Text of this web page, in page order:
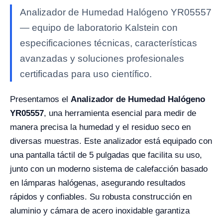
Analizador de Humedad Halógeno YR05557
— equipo de laboratorio Kalstein con
especificaciones técnicas, características
avanzadas y soluciones profesionales
certificadas para uso científico.
Presentamos el Analizador de Humedad Halógeno
YR05557, una herramienta esencial para medir de
manera precisa la humedad y el residuo seco en
diversas muestras. Este analizador está equipado con
una pantalla táctil de 5 pulgadas que facilita su uso,
junto con un moderno sistema de calefacción basado
en lámparas halógenas, asegurando resultados
rápidos y confiables. Su robusta construcción en
aluminio y cámara de acero inoxidable garantiza